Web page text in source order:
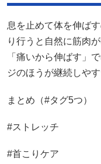
息を止めて体を伸ば
り行うと自然に筋肉
「痛いから伸ばす」
ジのほうが継続しや
まとめ（#タグ5つ）
#ストレッチ
#首こりケア